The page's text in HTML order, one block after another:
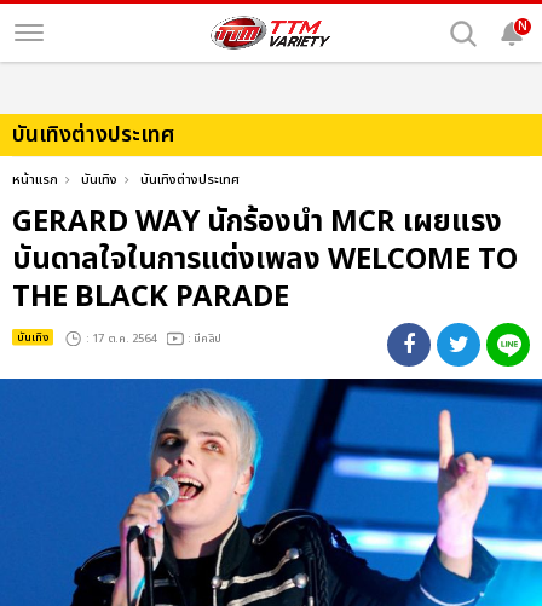
N
บันเทิงต่างประเทศ
หน้าแรก บันเทิง บันเทิงต่างประเทศ
GERARD WAY นักร้องนำ MCR เผยแรง
บันดาลใจในการแต่งเพลง WELCOME TO
THE BLACK PARADE
บันเทิง : 17 ต.ค. 2564 : มีคลิป